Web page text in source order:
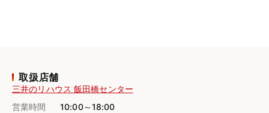
取扱店舗
三井のリハウス 飯田橋センター
営業時間
10:00～18:00